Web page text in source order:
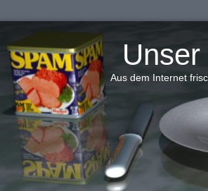
Aus dem Internet